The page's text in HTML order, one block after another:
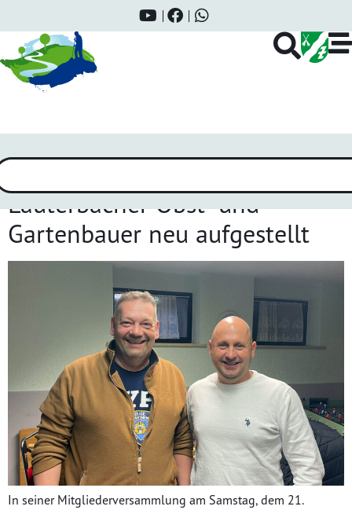
Kategorie:Vereine
Lauterbacher Obst- und
Gartenbauer neu aufgestellt
In seiner Mitgliederversammlung am Samstag, dem 21.